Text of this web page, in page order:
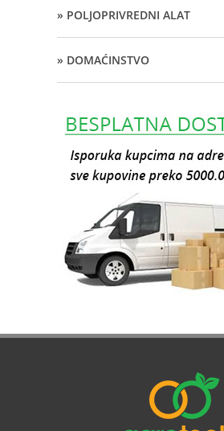
» POLJOPRIVREDNI ALAT
» DOMAĆINSTVO